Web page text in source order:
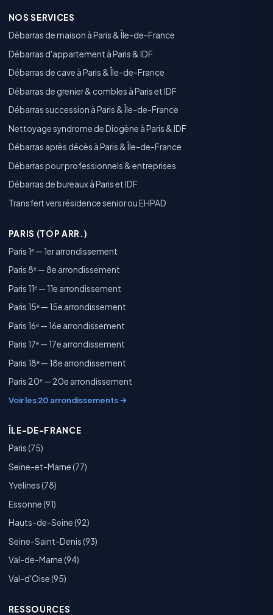
NOS SERVICES
Débarras de maison à Paris & Île-de-France
Débarras d'appartement à Paris & IDF
Débarras de cave à Paris & Île-de-France
Débarras de grenier & combles à Paris et IDF
Débarras succession à Paris & Île-de-France
Nettoyage syndrome de Diogène à Paris & IDF
Débarras après décès à Paris & Île-de-France
Débarras pour professionnels & entreprises
Débarras de bureaux à Paris et IDF
Transfert vers résidence senior ou EHPAD
PARIS (TOP ARR.)
Paris 1ᵉ — 1er arrondissement
Paris 8ᵉ — 8e arrondissement
Paris 11ᵉ — 11e arrondissement
Paris 15ᵉ — 15e arrondissement
Paris 16ᵉ — 16e arrondissement
Paris 17ᵉ — 17e arrondissement
Paris 18ᵉ — 18e arrondissement
Paris 20ᵉ — 20e arrondissement
Voir les 20 arrondissements →
ÎLE-DE-FRANCE
Paris (75)
Seine-et-Marne (77)
Yvelines (78)
Essonne (91)
Hauts-de-Seine (92)
Seine-Saint-Denis (93)
Val-de-Marne (94)
Val-d'Oise (95)
RESSOURCES